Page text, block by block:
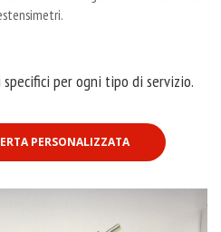
per ogni tipo di servizio.
PERSONALIZZATA